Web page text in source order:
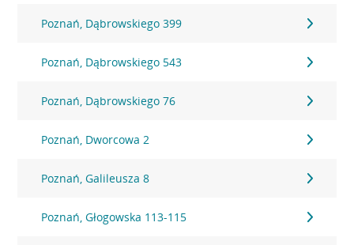
Poznań, Dąbrowskiego 399
Poznań, Dąbrowskiego 543
Poznań, Dąbrowskiego 76
Poznań, Dworcowa 2
Poznań, Galileusza 8
Poznań, Głogowska 113-115